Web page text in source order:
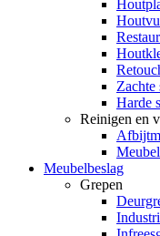
Zachte
Harde
Reinigen en
Meubelbeslag
Grepen